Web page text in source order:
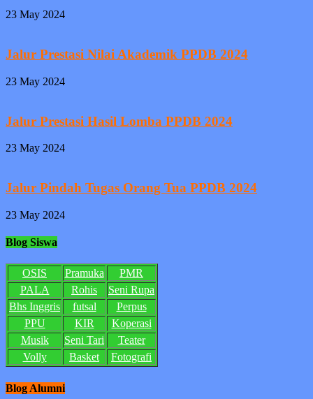
23 May 2024
Jalur Prestasi Nilai Akademik PPDB 2024
23 May 2024
Jalur Prestasi Hasil Lomba PPDB 2024
23 May 2024
Jalur Pindah Tugas Orang Tua PPDB 2024
23 May 2024
Blog Siswa
OSIS Pramuka
PMR
PALA
Rohis
Seni Rupa
Bhs Inggris
futsal
Perpus
PPU
KIR
Koperasi
Musik
Seni Tari
Teater
Volly
Basket Fotografi
Blog Alumni